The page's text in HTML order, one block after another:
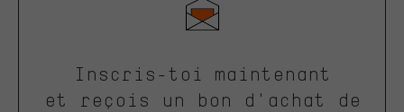
Inscris-toi maintenant
et reçois un bon d'achat de